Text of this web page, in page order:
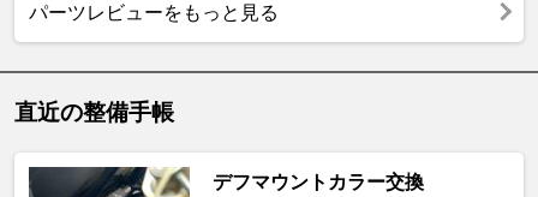
パーツレビューをもっと見る
直近の整備手帳
デフマウントカラー交換